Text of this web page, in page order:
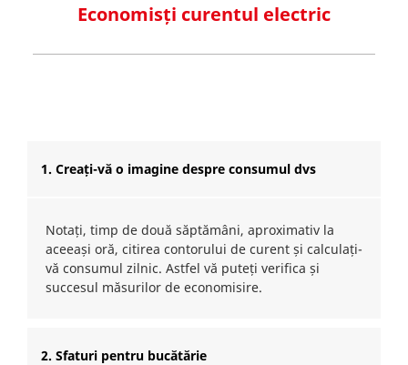
Economisți curentul electric
1. Creați-vă o imagine despre consumul dvs
Notați, timp de două săptămâni, aproximativ la
aceeași oră, citirea contorului de curent și calculați-
vă consumul zilnic. Astfel vă puteți verifica și
succesul măsurilor de economisire.
2. Sfaturi pentru bucătărie